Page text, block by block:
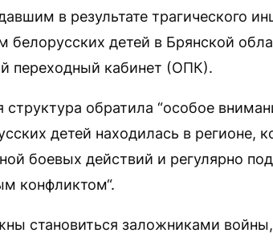
в результате трагического
белорусских детей в Брянской
переходный кабинет (ОПК).
структура обратила “особое
детей находилась в регионе,
боевых действий и регулярно
конфликтом“.
становиться заложниками